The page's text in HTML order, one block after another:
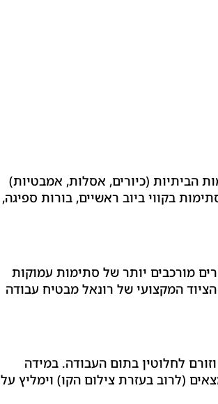
הביתיות (כיורים, אסלות, אמבטיות)
בקווי ביוב ראשיים, בורות ספיגה,
הבית אורכת בדרך כלל בין 30 ל-60 דקות. במקרים מורכבים יותר של סתימות עמוקות
המקצועי של רונאל מבטיח עבודה
לחלוטין בתום העבודה. במידה
(לרוב בעזרת צילום הקו) וימליץ על